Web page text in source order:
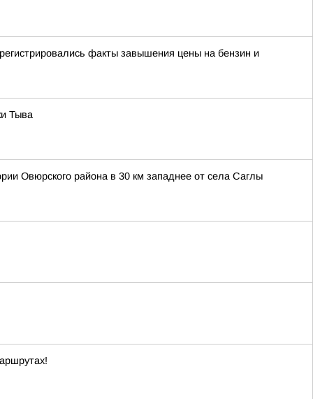
факты завышения цены на бензин и
Тыва
Овюрского района в 30 км западнее от села Саглы